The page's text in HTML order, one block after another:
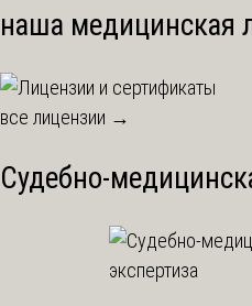
наша медицинская
все лицензии →
Судебно-